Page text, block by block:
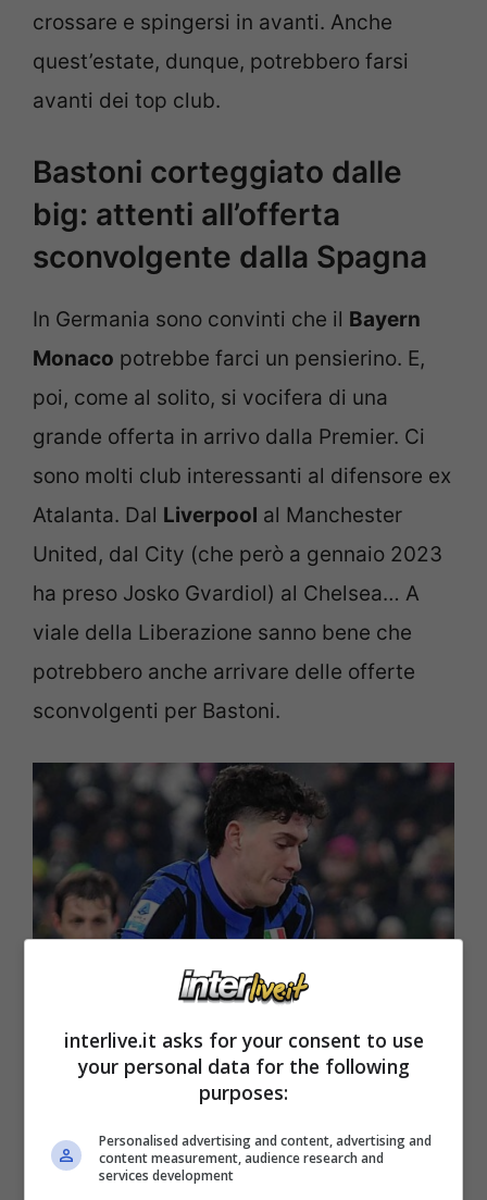
crossare e spingersi in avanti. Anche
quest’estate, dunque, potrebbero farsi
avanti dei top club.
Bastoni corteggiato dalle
big: attenti all’offerta
sconvolgente dalla Spagna
In Germania sono convinti che il Bayern
Monaco potrebbe farci un pensierino. E,
poi, come al solito, si vocifera di una
grande offerta in arrivo dalla Premier. Ci
sono molti club interessanti al difensore ex
Atalanta. Dal Liverpool al Manchester
United, dal City (che però a gennaio 2023
ha preso Josko Gvardiol) al Chelsea… A
viale della Liberazione sanno bene che
potrebbero anche arrivare delle offerte
sconvolgenti per Bastoni.
Bastoni corteggiato dalle big: attenti all’offerta
interlive.it asks for your consent to use
your personal data for the following
purposes:
Personalised advertising and content, advertising and
content measurement, audience research and
services development